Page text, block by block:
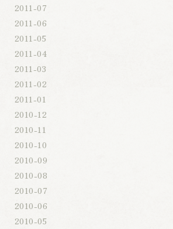
2011-07
2011-06
2011-05
2011-04
2011-03
2011-02
2011-01
2010-12
2010-11
2010-10
2010-09
2010-08
2010-07
2010-06
2010-05